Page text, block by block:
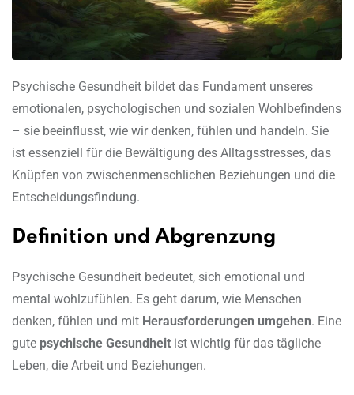
Psychische Gesundheit bildet das Fundament unseres
emotionalen, psychologischen und sozialen Wohlbefindens
– sie beeinflusst, wie wir denken, fühlen und handeln. Sie
ist essenziell für die Bewältigung des Alltagsstresses, das
Knüpfen von zwischenmenschlichen Beziehungen und die
Entscheidungsfindung.
Definition und Abgrenzung
Psychische Gesundheit bedeutet, sich emotional und
mental wohlzufühlen. Es geht darum, wie Menschen
denken, fühlen und mit Herausforderungen umgehen. Eine
gute psychische Gesundheit ist wichtig für das tägliche
Leben, die Arbeit und Beziehungen.